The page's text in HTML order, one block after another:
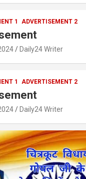
1 ADVERTISEMENT 2
Daily24 Writer
1 ADVERTISEMENT 2
Daily24 Writer